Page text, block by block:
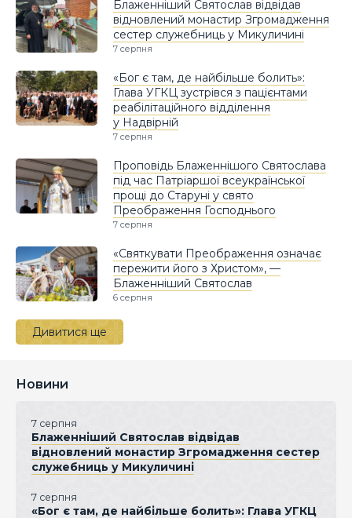
Блаженніший Святослав відвідав
відновлений монастир Згромадження
сестер служебниць у Микуличині
7 серпня
«Бог є там, де найбільше болить»:
Глава УГКЦ зустрівся з пацієнтами
реабілітаційного відділення
у Надвірній
7 серпня
Проповідь Блаженнішого Святослава
під час Патріаршої всеукраїнської
прощі до Старуні у свято
Преображення Господнього
7 серпня
«Святкувати Преображення означає
пережити його з Христом», —
Блаженніший Святослав
6 серпня
Дивитися ще
Новини
7 серпня
Блаженніший Святослав відвідав
відновлений монастир Згромадження сестер
служебниць у Микуличині
7 серпня
«Бог є там, де найбільше болить»: Глава УГКЦ